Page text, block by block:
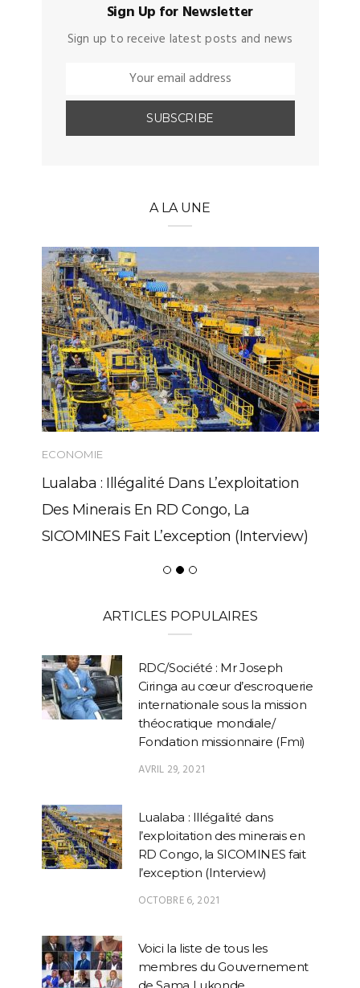
Sign Up for Newsletter
Sign up to receive latest posts and news
A LA UNE
ECONOMIE
Lualaba : Illégalité Dans L’exploitation
Des Minerais En RD Congo, La
SICOMINES Fait L’exception (Interview)
ARTICLES POPULAIRES
RDC/Société : Mr Joseph
Ciringa au cœur d’escroquerie
internationale sous la mission
théocratique mondiale/
Fondation missionnaire (Fmi)
AVRIL 29, 2021
Lualaba : Illégalité dans
l’exploitation des minerais en
RD Congo, la SICOMINES fait
l’exception (Interview)
OCTOBRE 6, 2021
Voici la liste de tous les
membres du Gouvernement
de Sama Lukonde